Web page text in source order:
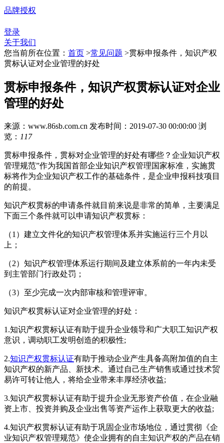
品牌授权
登录
关于我们
您当前所在位置： 首页 >常见问题 >贯标申报条件，知识产权
贯标认证对企业管理的好处
贯标申报条件，知识产权贯标认证对企业
管理的好处
来源：www.86sb.com.cn 发布时间：2019-07-30 00:00:00 浏
览： 117
贯标申报条件，贯标对企业管理的好处有哪些？企业知识产权
管理规范”作为我国首部企业知识产权管理国家标准，实施贯
标将作为企业知识产权工作的基础条件，是企业申报科技项目
的前提。
知识产权贯标的申请条件就目前来说是非常的简单，主要满足
下面三个条件就可以申请知识产权贯标：
（1）建立文件化的知识产权管理体系并实施运行三个月以
上；
（2）知识产权管理体系运行期间及建立体系前的一年内未受
到主管部门行政处罚；
（3）至少完成一次内部审核和管理评审。
知识产权贯标认证对企业管理的好处：
1.知识产权贯标认证有助于提升企业领导和广大职工知识产权
意识，调动职工发明创造的积极性;
2.知识产权贯标认证有助于推动企业产生具备高附加值的自主
知识产权的新产品、新技术。通过自己生产销售或通过技术贸
易许可转让他人，将给企业带来丰厚经济收益;
3.知识产权贯标认证有助于提升企业无形资产价值，在企业融
资上市、投资并购及企业出售等资产运作上获取更大的收益;
4.知识产权贯标认证有助于巩固企业市场地位，通过贯彻《企
业知识产权管理规范》使企业拥有的自主知识产权的产品在销